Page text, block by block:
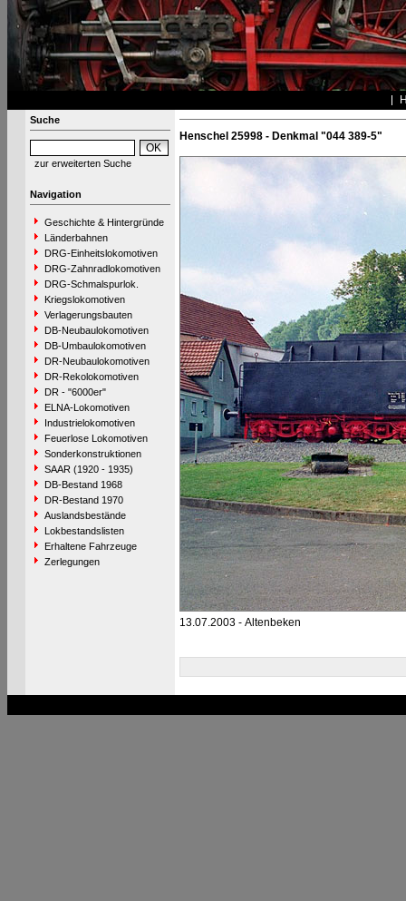
Suche
zur erweiterten Suche
Navigation
Geschichte & Hintergründe
Länderbahnen
DRG-Einheitslokomotiven
DRG-Zahnradlokomotiven
DRG-Schmalspurlok.
Kriegslokomotiven
Verlagerungsbauten
DB-Neubaulokomotiven
DB-Umbaulokomotiven
DR-Neubaulokomotiven
DR-Rekolokomotiven
DR - "6000er"
ELNA-Lokomotiven
Industrielokomotiven
Feuerlose Lokomotiven
Sonderkonstruktionen
SAAR (1920 - 1935)
DB-Bestand 1968
DR-Bestand 1970
Auslandsbestände
Lokbestandslisten
Erhaltene Fahrzeuge
Zerlegungen
Henschel 25998 - Denkmal "044 389-5"
13.07.2003 - Altenbeken